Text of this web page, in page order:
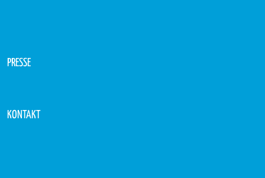
PRESSE
KONTAKT